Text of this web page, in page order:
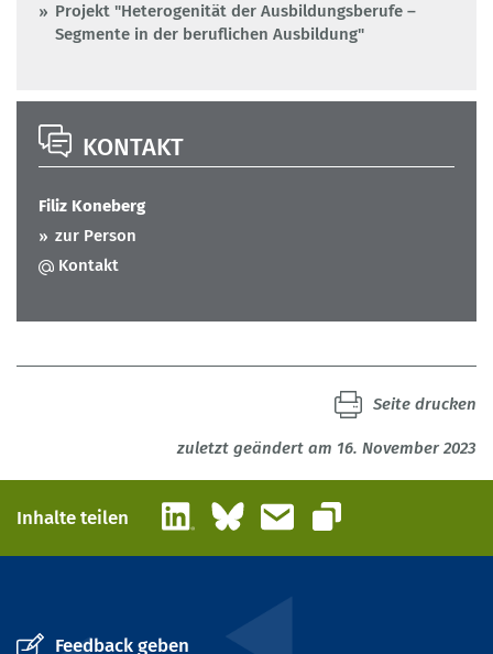
Projekt "Heterogenität der Ausbildungsberufe –
Segmente in der beruflichen Ausbildung"
KONTAKT
Filiz Koneberg
zur Person
Kontakt
zuletzt geändert am 16. November 2023
Seite drucken
Inhalte teilen LinkedInBlueskyE-Mail
Link kopieren
Feedback geben